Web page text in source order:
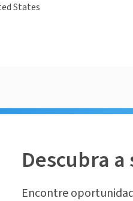
States
Descubra a
Encontre